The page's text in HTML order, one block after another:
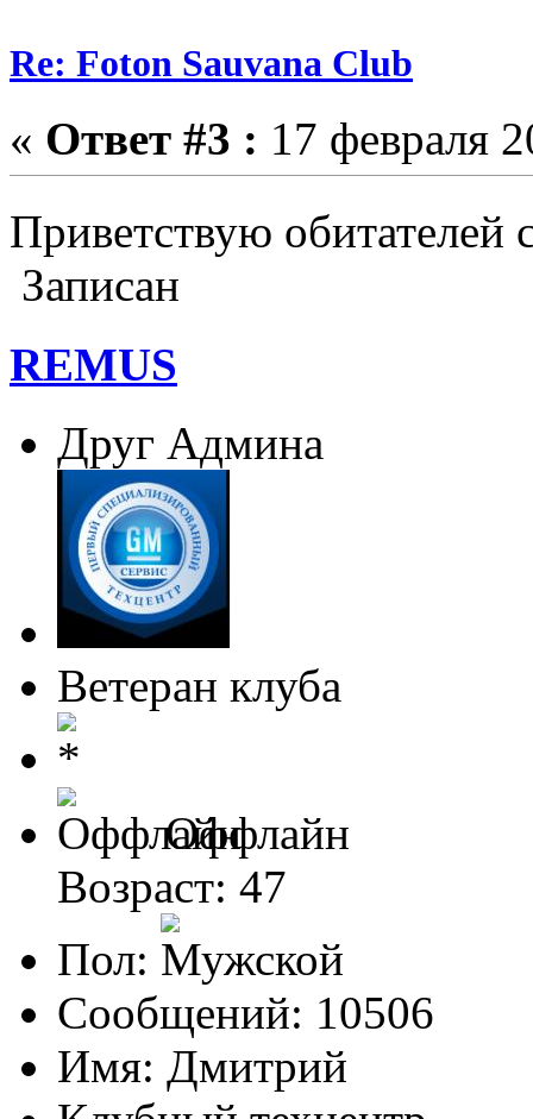
Re: Foton Sauvana Club
« Ответ #3 : 17 февраля
Приветствую
Записан
REMUS
Друг Админа
Ветеран клуба
Оффлайн
Возраст: 47
Пол:
Сообщений: 10506
Имя: Дмитрий